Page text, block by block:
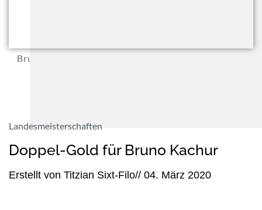
Bruno Kachur bei der Siegerehrung Degen Ü70 ganz
Landesmeisterschaften
Doppel-Gold für Bruno Kachur
Erstellt von Titzian Sixt-Filo// 04. März 2020